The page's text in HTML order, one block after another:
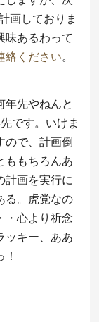
画しておりま
味あるわって
絡ください。
年先やねんと
です。いけま
ので、計画倒
ももちろんあ
計画を実行に
る。虎党なの
・心より祈念
ッキー、ああ